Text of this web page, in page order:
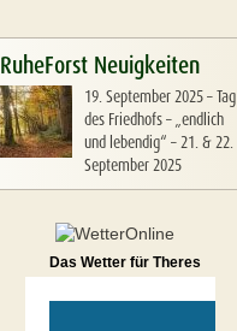
RuheForst Neuigkeiten
19. September 2025–Tag
des Friedhofs – „endlich
und lebendig“ – 21. & 22.
September 2025
Das Wetter für Theres